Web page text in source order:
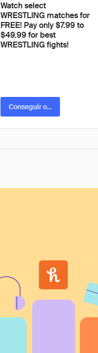
Watch select
WRESTLING matches for
FREE! Pay only $7.99 to
$49.99 for best
WRESTLING fights!
Conseguir oferta